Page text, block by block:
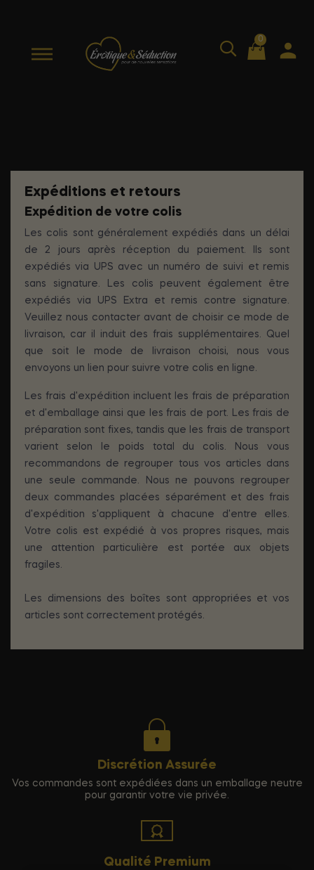
0
Expéditions et retours
Expédition de votre colis
Les colis sont généralement expédiés dans un délai
de 2 jours après réception du paiement. Ils sont
expédiés via UPS avec un numéro de suivi et remis
sans signature. Les colis peuvent également être
expédiés via UPS Extra et remis contre signature.
Veuillez nous contacter avant de choisir ce mode de
livraison, car il induit des frais supplémentaires. Quel
que soit le mode de livraison choisi, nous vous
envoyons un lien pour suivre votre colis en ligne.
Les frais d'expédition incluent les frais de préparation
et d'emballage ainsi que les frais de port. Les frais de
préparation sont fixes, tandis que les frais de transport
varient selon le poids total du colis. Nous vous
recommandons de regrouper tous vos articles dans
une seule commande. Nous ne pouvons regrouper
deux commandes placées séparément et des frais
d'expédition s'appliquent à chacune d'entre elles.
Votre colis est expédié à vos propres risques, mais
une attention particulière est portée aux objets
fragiles.
Les dimensions des boîtes sont appropriées et vos
articles sont correctement protégés.
Discrétion Assurée
Vos commandes sont expédiées dans un emballage neutre
pour garantir votre vie privée.
Qualité Premium